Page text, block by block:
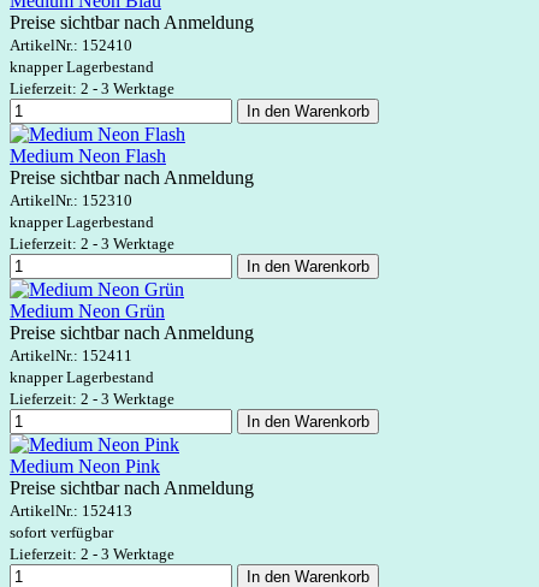
Preise sichtbar nach Anmeldung
ArtikelNr.: 152410
knapper Lagerbestand
Lieferzeit: 2 - 3 Werktage
In den Warenkorb
Medium Neon Flash
Preise sichtbar nach Anmeldung
ArtikelNr.: 152310
knapper Lagerbestand
Lieferzeit: 2 - 3 Werktage
In den Warenkorb
Medium Neon Grün
Preise sichtbar nach Anmeldung
ArtikelNr.: 152411
knapper Lagerbestand
Lieferzeit: 2 - 3 Werktage
In den Warenkorb
Medium Neon Pink
Preise sichtbar nach Anmeldung
ArtikelNr.: 152413
sofort verfügbar
Lieferzeit: 2 - 3 Werktage
In den Warenkorb